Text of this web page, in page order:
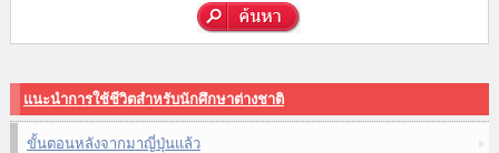
แนะนำการใช้ชีวิตสำหรับนักศึกษาต่างชาติ
ขั้นตอนหลังจากมาญี่ปุ่นแล้ว